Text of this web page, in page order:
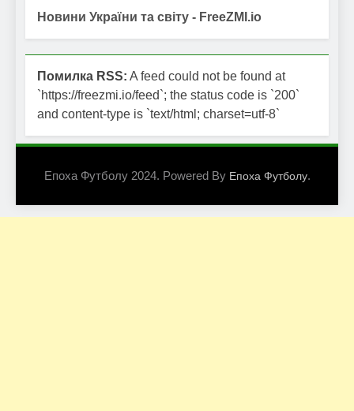
Новини України та світу - FreeZMI.io
Помилка RSS: A feed could not be found at
`https://freezmi.io/feed`; the status code is `200`
and content-type is `text/html; charset=utf-8`
Епоха Футболу 2024. Powered By Епоха Футболу.